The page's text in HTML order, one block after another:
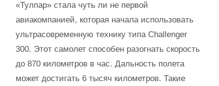
«Тулпар» стала чуть ли не первой
авиакомпанией, которая начала использовать
ультрасовременную технику типа Challenger
300. Этот самолет способен разогнать скорость
до 870 километров в час. Дальность полета
может достигать 6 тысяч километров. Такие